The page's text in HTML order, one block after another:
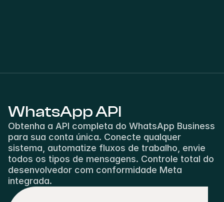
WhatsApp API
Obtenha a API completa do WhatsApp Business
para sua conta única. Conecte qualquer
sistema, automatize fluxos de trabalho, envie
todos os tipos de mensagens. Controle total do
desenvolvedor com conformidade Meta
integrada.